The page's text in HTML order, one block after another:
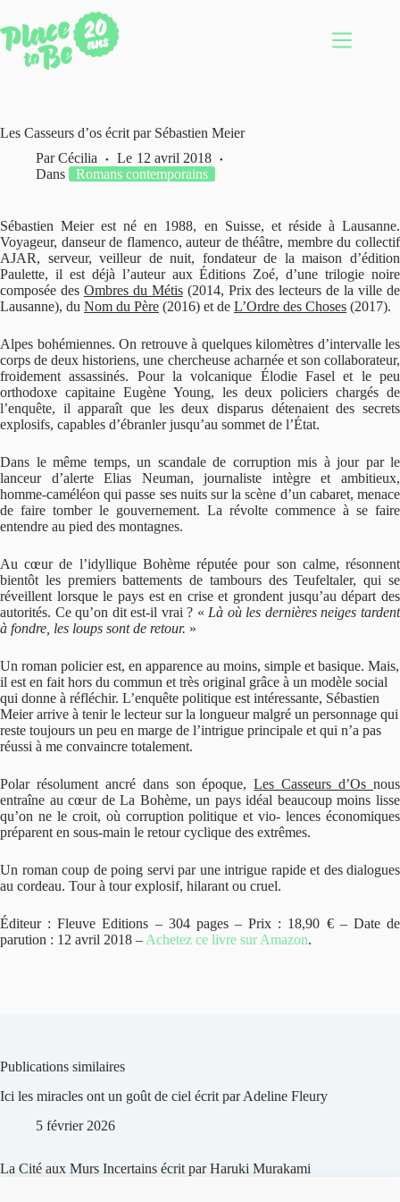
au
contenu
Les Casseurs d’os écrit par Sébastien Meier
Par Cécilia Le 12 avril 2018
Dans
Romans contemporains
Sébastien Meier est né en 1988, en Suisse, et réside à Lausanne.
Voyageur, danseur de flamenco, auteur de théâtre, membre du collectif
AJAR, serveur, veilleur de nuit, fondateur de la maison d’édition
Paulette, il est déjà l’auteur aux Éditions Zoé, d’une trilogie noire
composée des Ombres du Métis(2014, Prix des lecteurs de la ville de
Lausanne), du Nom du Père (2016) et de L’Ordre des Choses (2017).
Alpes bohémiennes. On retrouve à quelques kilomètres d’intervalle les
corps de deux historiens, une chercheuse acharnée et son collaborateur,
froidement assassinés. Pour la volcanique Élodie Fasel et le peu
orthodoxe capitaine Eugène Young, les deux policiers chargés de
l’enquête, il apparaît que les deux disparus détenaient des secrets
explosifs, capables d’ébranler jusqu’au sommet de l’État.
Dans le même temps, un scandale de corruption mis à jour par le
lanceur d’alerte Elias Neuman, journaliste intègre et ambitieux,
homme-caméléon qui passe ses nuits sur la scène d’un cabaret, menace
de faire tomber le gouvernement. La révolte commence à se faire
entendre au pied des montagnes.
Au cœur de l’idyllique Bohème réputée pour son calme, résonnent
bientôt les premiers battements de tambours des Teufeltaler, qui se
réveillent lorsque le pays est en crise et grondent jusqu’au départ des
autorités. Ce qu’on dit est-il vrai ? « Là où les dernières neiges tardent
à fondre, les loups sont de retour. »
Un roman policier est, en apparence au moins, simple et basique. Mais,
il est en fait hors du commun et très original grâce à un modèle social
qui donne à réfléchir. L’enquête politique est intéressante, Sébastien
Meier arrive à tenir le lecteur sur la longueur malgré un personnage qui
reste toujours un peu en marge de l’intrigue principale et qui n’a pas
réussi à me convaincre totalement.
Polar résolument ancré dans son époque,Les Casseurs d’Osnous
entraîne au cœur de La Bohème, un pays idéal beaucoup moins lisse
qu’on ne le croit, où corruption politique et vio- lences économiques
préparent en sous-main le retour cyclique des extrêmes.
Un roman coup de poing servi par une intrigue rapide et des dialogues
au cordeau. Tour à tour explosif, hilarant ou cruel.
Éditeur : Fleuve Editions – 304 pages – Prix : 18,90 € – Date de
parution : 12 avril 2018 – Achetez ce livre sur Amazon.
Publications similaires
Ici les miracles ont un goût de ciel écrit par Adeline Fleury
5 février 2026
La Cité aux Murs Incertains écrit par Haruki Murakami